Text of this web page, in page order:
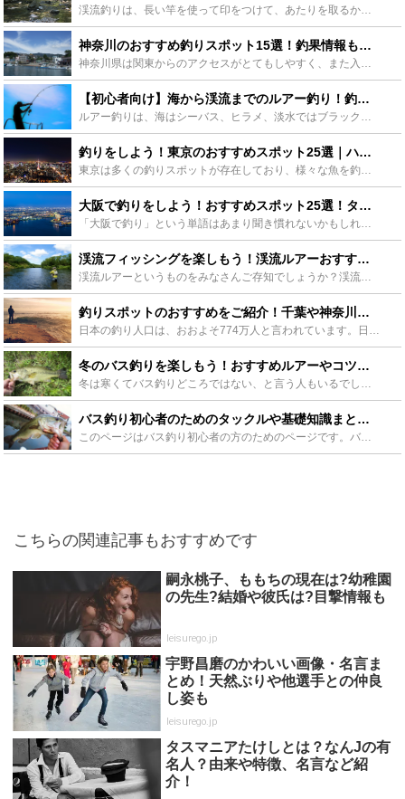
神奈川のおすすめ釣りスポット15選！釣果情報も併せてチェック！ - Leisurego(レジャーゴー)
【初心者向け】海から渓流までのルアー釣り！釣り方や仕掛けを紹介 - Leisurego(レジャーゴー)
釣りをしよう！東京のおすすめスポット25選｜ハゼ釣りや海釣りの場所も！ - Leisurego(レジャーゴー)
大阪で釣りをしよう！おすすめスポット25選！タコ釣りやバス釣りができる場所も！ - Leisurego(レジャーゴー)
渓流フィッシングを楽しもう！渓流ルアーおすすめ5選！！ - Leisurego(レジャーゴー)
釣りスポットのおすすめをご紹介！千葉や神奈川や関西も！ - Leisurego(レジャーゴー)
冬のバス釣りを楽しもう！おすすめルアーやコツをご紹介 - Leisurego(レジャーゴー)
バス釣り初心者のためのタックルや基礎知識まとめ！釣り人はバス釣りに魅了されていく - Leisurego(レジャーゴー)
こちらの関連記事もおすすめです
嗣永桃子、ももちの現在は?幼稚園
の先生?結婚や彼氏は?目撃情報も
leisurego.jp
宇野昌磨のかわいい画像・名言ま
とめ！天然ぶりや他選手との仲良
し姿も
leisurego.jp
タスマニアたけしとは？なんJの有
名人？由来や特徴、名言など紹
介！